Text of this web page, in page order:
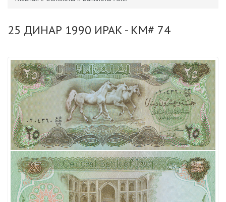
25 ДИНАР 1990 ИРАК - KM# 74